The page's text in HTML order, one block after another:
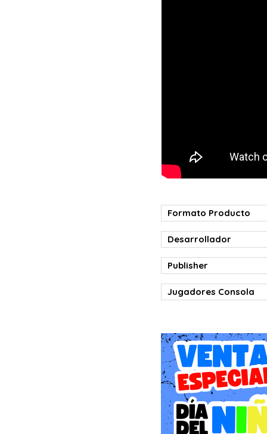
Formato Producto
Desarrollador
Publisher
Jugadores Consola